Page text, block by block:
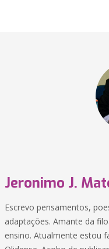
Jeronimo J.
Escrevo pensamentos,
adaptações. Amante da
ensino. Atualmente estou